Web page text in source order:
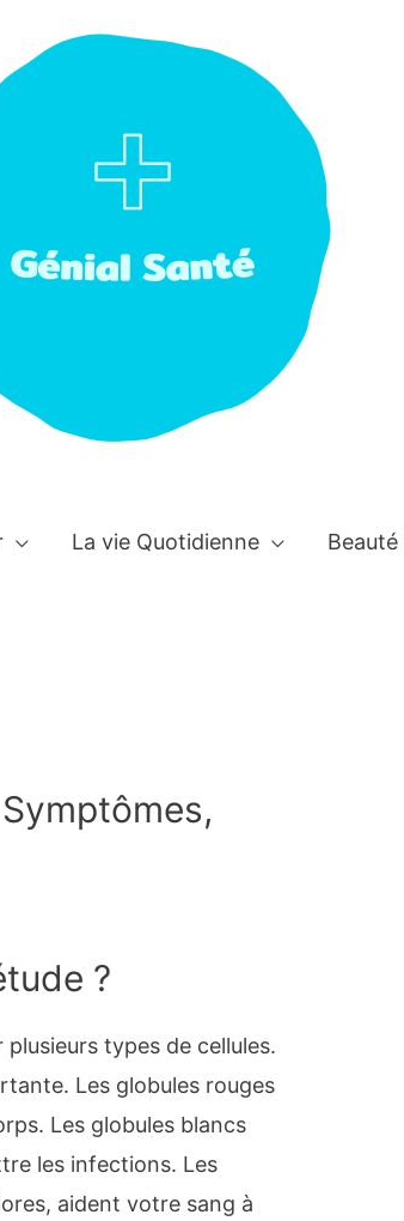
La vie Quotidienne Beauté
?
types de cellules.
Les globules rouges
Les globules blancs
les infections. Les
aident votre sang à